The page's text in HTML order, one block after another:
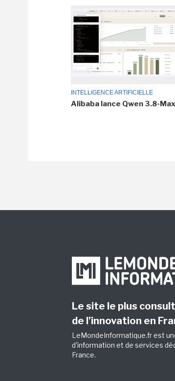
INTELLIGENCE ARTIFICIELLE
Alibaba lance Qwen 3.8-Max
Le site le plus
de l’innovation en
LeMondeInformatique.fr est
d'information et de services
France.